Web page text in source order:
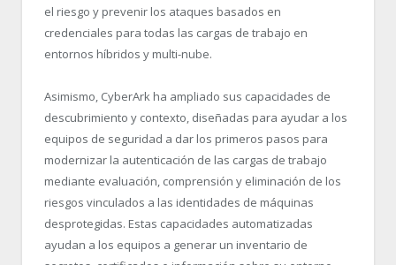
el riesgo y prevenir los ataques basados en
credenciales para todas las cargas de trabajo en
entornos híbridos y multi-nube.
Asimismo, CyberArk ha ampliado sus capacidades de
descubrimiento y contexto, diseñadas para ayudar a los
equipos de seguridad a dar los primeros pasos para
modernizar la autenticación de las cargas de trabajo
mediante evaluación, comprensión y eliminación de los
riesgos vinculados a las identidades de máquinas
desprotegidas. Estas capacidades automatizadas
ayudan a los equipos a generar un inventario de